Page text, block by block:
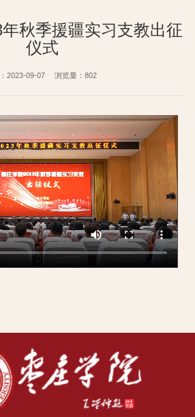
秋季援疆实习支教出征
仪式
2023-09-07 浏览量： 802